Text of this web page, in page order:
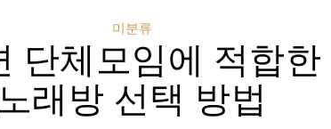
미분류
단체모임에 적합한
노래방 선택 방법